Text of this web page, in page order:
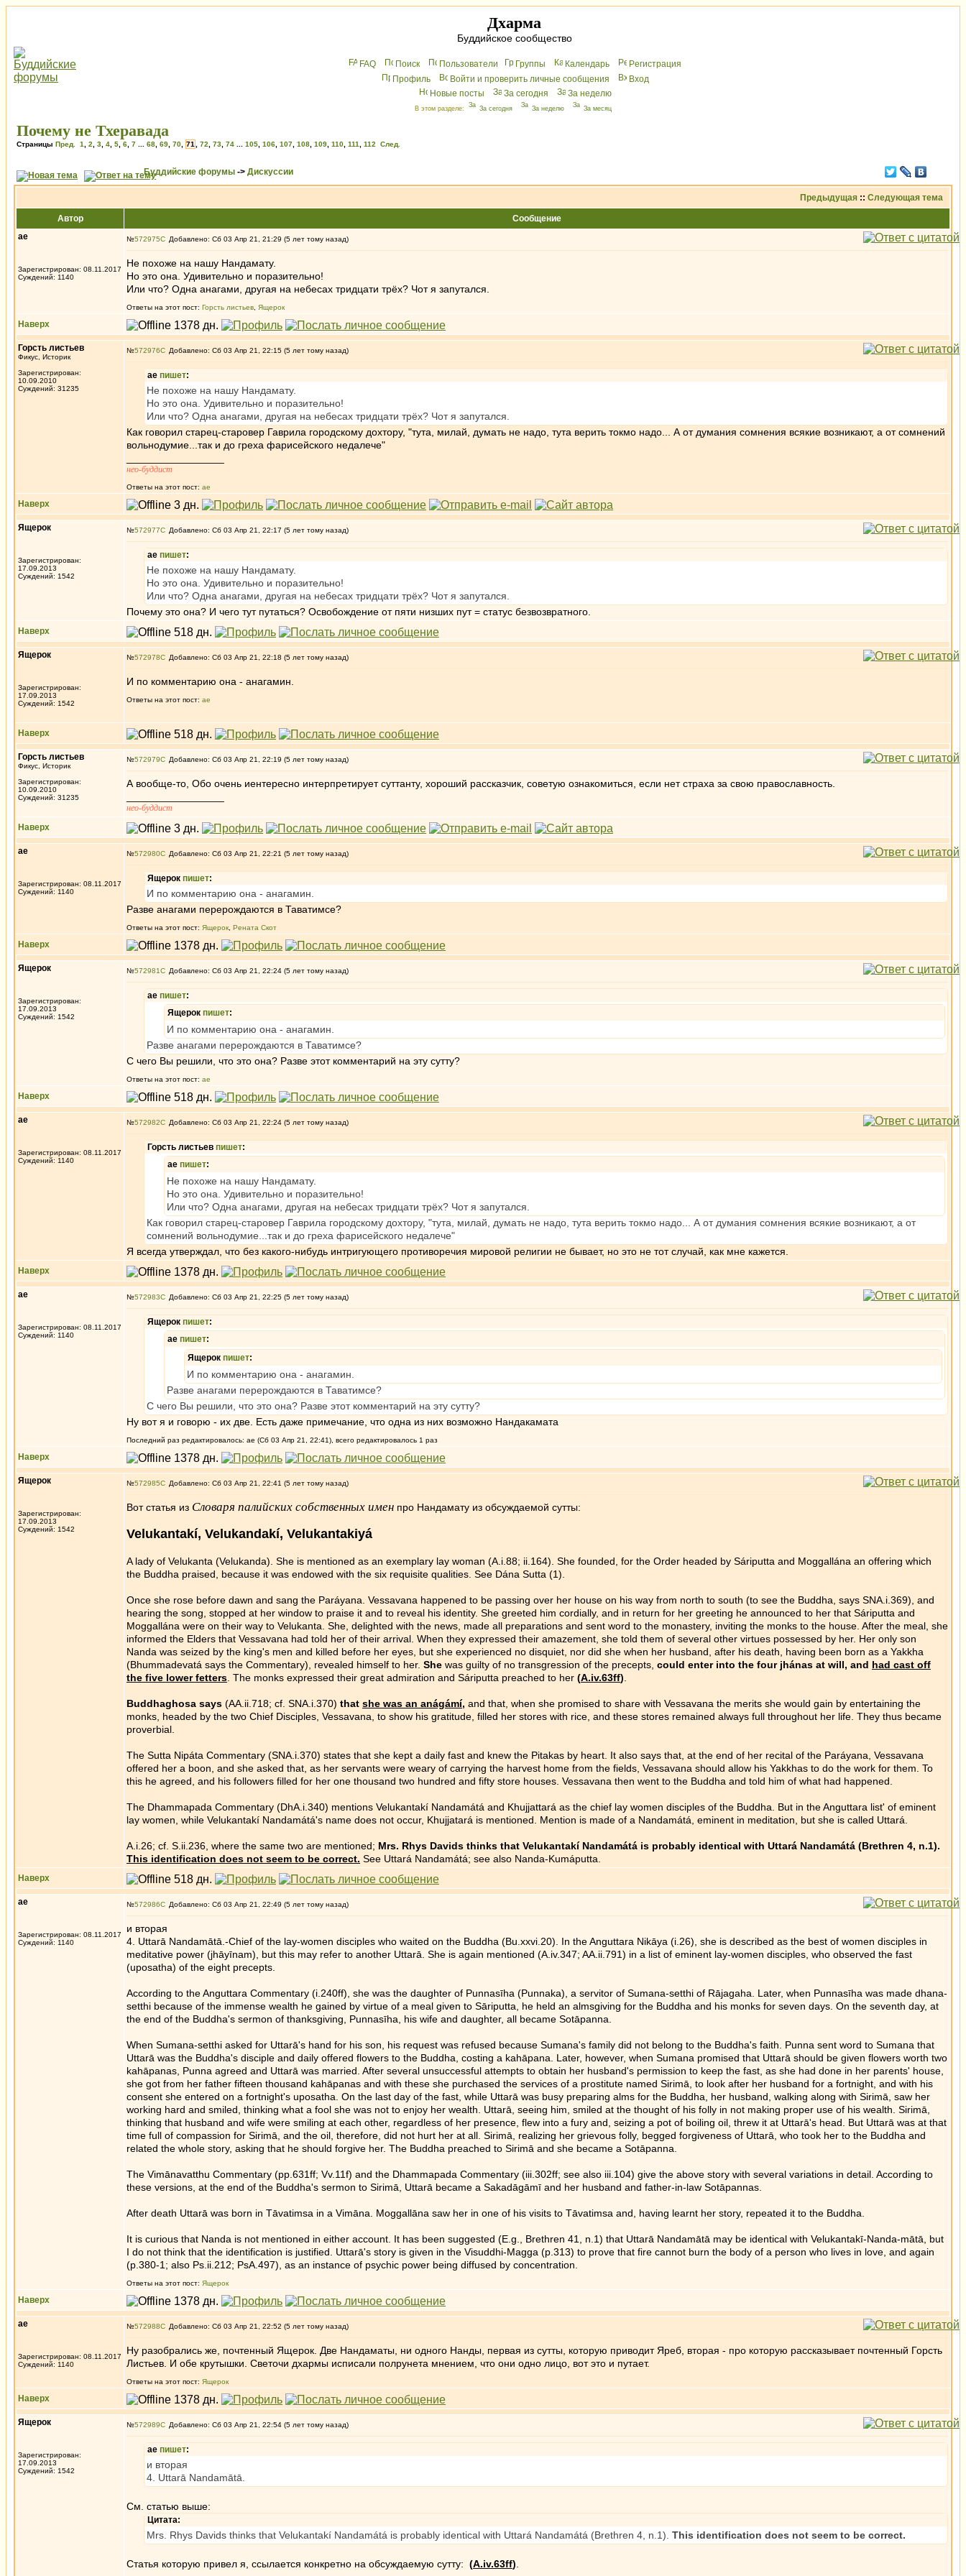
Дхарма
Буддийское сообщество
FAQ Поиск Пользователи Группы Календарь
Peгиcтрaция
Профиль
Войти и проверить личные сообщения
Вхoд
Новые посты
За сегодня За неделю
В этом разделе: За сегодня За неделю За месяц
Почему не Тхеравада
Страницы Пред. 1 2 3 4 5 6 7 68 69 70 71 72 73 74 105 106 107 108 109 110 111 112 След.
Буддийские форумы -> Дискуссии
Предыдущая :: Следующая тема
Автор
Сообщение
ae
Зарегистрирован: 08.11.2017
Суждений: 1140
№572975 Добавлено: Сб 03 Апр 21, 21:29 (5 лет тому назад)
Не похоже на нашу Нандамату.
Но это она. Удивительно и поразительно!
Или что? Одна анагами, другая на небесах тридцати трёх? Чот я запутался.
Ответы на этот пост: Горсть листьев Ящерок
Наверх
Горсть листьев
Фикус, Историк
Зарегистрирован:
10.09.2010
Суждений: 31235
№572976 Добавлено: Сб 03 Апр 21, 22:15 (5 лет тому назад)
ae пишет:
Не похоже на нашу Нандамату.
Но это она. Удивительно и поразительно!
Или что? Одна анагами, другая на небесах тридцати трёх? Чот я запутался.
Как говорил старец-старовер Гаврила городскому дохтору, "тута, милай, думать не надо, тута верить токмо надо... А от думания сомнения всякие возникают, а от сомнений
вольнодумие...так и до греха фарисейского недалече"
нео-буддист
Ответы на этот пост: ae
Наверх
Ящерок
Зарегистрирован:
17.09.2013
Суждений: 1542
№572977 Добавлено: Сб 03 Апр 21, 22:17 (5 лет тому назад)
ae пишет:
Не похоже на нашу Нандамату.
Но это она. Удивительно и поразительно!
Или что? Одна анагами, другая на небесах тридцати трёх? Чот я запутался.
Почему это она? И чего тут путаться? Освобождение от пяти низших пут = статус безвозвратного.
Наверх
Ящерок
Зарегистрирован:
17.09.2013
Суждений: 1542
№572978 Добавлено: Сб 03 Апр 21, 22:18 (5 лет тому назад)
И по комментарию она - анагамин.
Ответы на этот пост: ae
Наверх
Горсть листьев
Фикус, Историк
Зарегистрирован:
10.09.2010
Суждений: 31235
№572979 Добавлено: Сб 03 Апр 21, 22:19 (5 лет тому назад)
А вообще-то, Обо очень иентересно интерпретирует суттанту, хороший рассказчик, советую ознакомиться, если нет страха за свою православность.
нео-буддист
Наверх
ae
Зарегистрирован: 08.11.2017
Суждений: 1140
№572980 Добавлено: Сб 03 Апр 21, 22:21 (5 лет тому назад)
Ящерок пишет:
И по комментарию она - анагамин.
Разве анагами перерождаются в Таватимсе?
Ответы на этот пост: Ящерок Рената Скот
Наверх
Ящерок
Зарегистрирован:
17.09.2013
Суждений: 1542
№572981 Добавлено: Сб 03 Апр 21, 22:24 (5 лет тому назад)
ae пишет:
Ящерок пишет:
И по комментарию она - анагамин.
Разве анагами перерождаются в Таватимсе?
С чего Вы решили, что это она? Разве этот комментарий на эту сутту?
Ответы на этот пост: ae
Наверх
ae
Зарегистрирован: 08.11.2017
Суждений: 1140
№572982 Добавлено: Сб 03 Апр 21, 22:24 (5 лет тому назад)
Горсть листьев пишет:
ae пишет:
Не похоже на нашу Нандамату.
Но это она. Удивительно и поразительно!
Или что? Одна анагами, другая на небесах тридцати трёх? Чот я запутался.
Как говорил старец-старовер Гаврила городскому дохтору, "тута, милай, думать не надо, тута верить токмо надо... А от думания сомнения всякие возникают, а от
сомнений вольнодумие...так и до греха фарисейского недалече"
Я всегда утверждал, что без какого-нибудь интригующего противоречия мировой религии не бывает, но это не тот случай, как мне кажется.
Наверх
ae
Зарегистрирован: 08.11.2017
Суждений: 1140
№572983 Добавлено: Сб 03 Апр 21, 22:25 (5 лет тому назад)
Ящерок пишет:
ae пишет:
Ящерок пишет:
И по комментарию она - анагамин.
Разве анагами перерождаются в Таватимсе?
С чего Вы решили, что это она? Разве этот комментарий на эту сутту?
Ну вот я и говорю - их две. Есть даже примечание, что одна из них возможно Нандакамата
Последний раз редактировалось: ae (Сб 03 Апр 21, 22:41), всего редактировалось 1 раз
Наверх
Ящерок
Зарегистрирован:
17.09.2013
Суждений: 1542
№572985 Добавлено: Сб 03 Апр 21, 22:41 (5 лет тому назад)
Вот статья из Словаря палийских собственных имен про Нандамату из обсуждаемой сутты:
Velukantakí, Velukandakí, Velukantakiyá
A lady of Velukanta (Velukanda). She is mentioned as an exemplary lay woman (A.i.88; ii.164). She founded, for the Order headed by Sáriputta and Moggallána an offering which
the Buddha praised, because it was endowed with the six requisite qualities. See Dána Sutta (1).
Once she rose before dawn and sang the Paráyana. Vessavana happened to be passing over her house on his way from north to south (to see the Buddha, says SNA.i.369), and
hearing the song, stopped at her window to praise it and to reveal his identity. She greeted him cordially, and in return for her greeting he announced to her that Sáriputta and
Moggallána were on their way to Velukanta. She, delighted with the news, made all preparations and sent word to the monastery, inviting the monks to the house. After the meal, she
informed the Elders that Vessavana had told her of their arrival. When they expressed their amazement, she told them of several other virtues possessed by her. Her only son
Nanda was seized by the king's men and killed before her eyes, but she experienced no disquiet, nor did she when her husband, after his death, having been born as a Yakkha
(Bhummadevatá says the Commentary), revealed himself to her. She was guilty of no transgression of the precepts, could enter into the four jhánas at will, and had cast off
the five lower fetters . The monks expressed their great admiration and Sáriputta preached to her (A.iv.63ff)
Buddhaghosa says (AA.ii.718; cf. SNA.i.370) that she was an anágámí, and that, when she promised to share with Vessavana the merits she would gain by entertaining the
monks, headed by the two Chief Disciples, Vessavana, to show his gratitude, filled her stores with rice, and these stores remained always full throughout her life. They thus became
proverbial.
The Sutta Nipáta Commentary (SNA.i.370) states that she kept a daily fast and knew the Pitakas by heart. It also says that, at the end of her recital of the Paráyana, Vessavana
offered her a boon, and she asked that, as her servants were weary of carrying the harvest home from the fields, Vessavana should allow his Yakkhas to do the work for them. To
this he agreed, and his followers filled for her one thousand two hundred and fifty store houses. Vessavana then went to the Buddha and told him of what had happened.
The Dhammapada Commentary (DhA.i.340) mentions Velukantakí Nandamátá and Khujjattará as the chief lay women disciples of the Buddha. But in the Anguttara list' of eminent
lay women, while Velukantakí Nandamátá's name does not occur, Khujjatará is mentioned. Mention is made of a Nandamátá, eminent in meditation, but she is called Uttará.
A.i.26; cf. S.ii.236, where the same two are mentioned; Mrs. Rhys Davids thinks that Velukantakí Nandamátá is probably identical with Uttará Nandamátá (Brethren 4, n.1).
This identification does not seem to be correct. See Uttará Nandamátá; see also Nanda-Kumáputta.
Наверх
ae
Зарегистрирован: 08.11.2017
Суждений: 1140
№572986 Добавлено: Сб 03 Апр 21, 22:49 (5 лет тому назад)
и вторая
4. Uttarā Nandamātā.-Chief of the lay-women disciples who waited on the Buddha (Bu.xxvi.20). In the Anguttara Nikāya (i.26), she is described as the best of women disciples in
meditative power (jhāyīnam), but this may refer to another Uttarā. She is again mentioned (A.iv.347; AA.ii.791) in a list of eminent lay-women disciples, who observed the fast
(uposatha) of the eight precepts.
According to the Anguttara Commentary (i.240ff), she was the daughter of Punnasīha (Punnaka), a servitor of Sumana-setthi of Rājagaha. Later, when Punnasīha was made dhana-
setthi because of the immense wealth he gained by virtue of a meal given to Sāriputta, he held an almsgiving for the Buddha and his monks for seven days. On the seventh day, at
the end of the Buddha's sermon of thanksgiving, Punnasīha, his wife and daughter, all became Sotāpanna.
When Sumana-setthi asked for Uttarā's hand for his son, his request was refused because Sumana's family did not belong to the Buddha's faith. Punna sent word to Sumana that
Uttarā was the Buddha's disciple and daily offered flowers to the Buddha, costing a kahāpana. Later, however, when Sumana promised that Uttarā should be given flowers worth two
kahāpanas, Punna agreed and Uttarā was married. After several unsuccessful attempts to obtain her husband's permission to keep the fast, as she had done in her parents' house,
she got from her father fifteen thousand kahāpanas and with these she purchased the services of a prostitute named Sirimā, to look after her husband for a fortnight, and with his
consent she entered on a fortnight's uposatha. On the last day of the fast, while Uttarā was busy preparing alms for the Buddha, her husband, walking along with Sirimā, saw her
working hard and smiled, thinking what a fool she was not to enjoy her wealth. Uttarā, seeing him, smiled at the thought of his folly in not making proper use of his wealth. Sirimā,
thinking that husband and wife were smiling at each other, regardless of her presence, flew into a fury and, seizing a pot of boiling oil, threw it at Uttarā's head. But Uttarā was at that
time full of compassion for Sirimā, and the oil, therefore, did not hurt her at all. Sirimā, realizing her grievous folly, begged forgiveness of Uttarā, who took her to the Buddha and
related the whole story, asking that he should forgive her. The Buddha preached to Sirimā and she became a Sotāpanna.
The Vimānavatthu Commentary (pp.631ff; Vv.11f) and the Dhammapada Commentary (iii.302ff; see also iii.104) give the above story with several variations in detail. According to
these versions, at the end of the Buddha's sermon to Sirimā, Uttarā became a Sakadāgāmī and her husband and father-in-law Sotāpannas.
After death Uttarā was born in Tāvatimsa in a Vimāna. Moggallāna saw her in one of his visits to Tāvatimsa and, having learnt her story, repeated it to the Buddha.
It is curious that Nanda is not mentioned in either account. It has been suggested (E.g., Brethren 41, n.1) that Uttarā Nandamātā may be identical with Velukantakī-Nanda-mātā, but
I do not think that the identification is justified. Uttarā's story is given in the Visuddhi-Magga (p.313) to prove that fire cannot burn the body of a person who lives in love, and again
(p.380-1; also Ps.ii.212; PsA.497), as an instance of psychic power being diffused by concentration.
Ответы на этот пост: Ящерок
Наверх
ae
Зарегистрирован: 08.11.2017
Суждений: 1140
№572988 Добавлено: Сб 03 Апр 21, 22:52 (5 лет тому назад)
Ну разобрались же, почтенный Ящерок. Две Нандаматы, ни одного Нанды, первая из сутты, которую приводит Яреб, вторая - про которую рассказывает почтенный Горсть
Листьев. И обе крутышки. Светочи дхармы исписали полрунета мнением, что они одно лицо, вот это и путает.
Ответы на этот пост: Ящерок
Наверх
Ящерок
Зарегистрирован:
17.09.2013
Суждений: 1542
№572989 Добавлено: Сб 03 Апр 21, 22:54 (5 лет тому назад)
ae пишет:
и вторая
4. Uttarā Nandamātā.
См. статью выше:
Цитата:
Mrs. Rhys Davids thinks that Velukantakí Nandamátá is probably identical with Uttará Nandamátá (Brethren 4, n.1). This identification does not seem to be correct.
Статья которую привел я, ссылается конкретно на обсуждаемую сутту: (A.iv.63ff)